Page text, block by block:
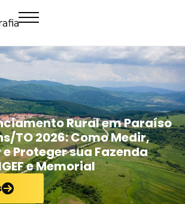
Rural em Paraíso
TO 2026: Como Medir,
Proteger sua Fazenda
e Memorial